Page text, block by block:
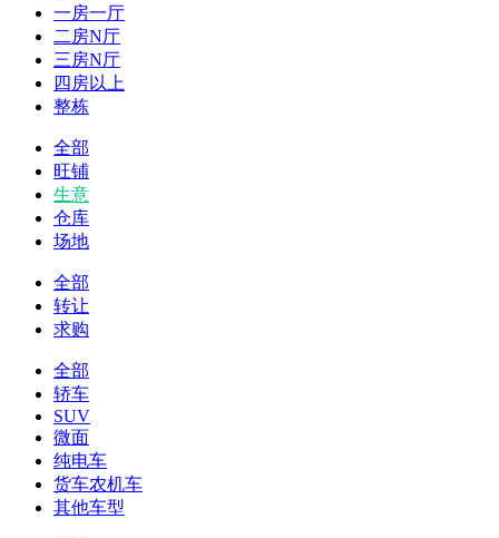
一房一厅
二房N厅
三房N厅
四房以上
整栋
全部
旺铺
生意
仓库
场地
全部
转让
求购
全部
轿车
SUV
微面
纯电车
货车农机车
其他车型